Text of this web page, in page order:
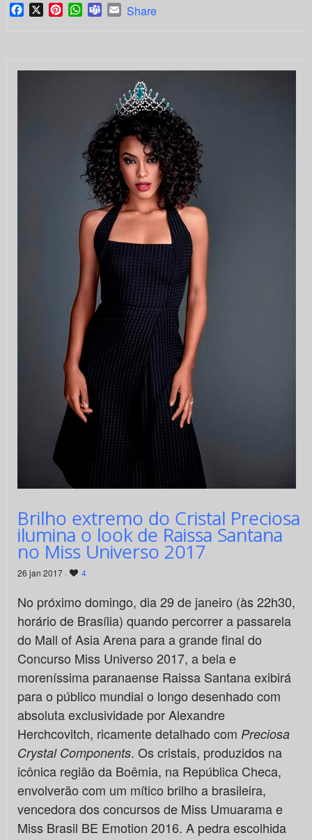
Facebook
X PinterestWhatsApp
TeamsEmail
Share
Brilho extremo do Cristal Preciosa
ilumina o look de Raissa Santana
no Miss Universo 2017
26 jan 2017 · 4
No próximo domingo, dia 29 de janeiro (às 22h30,
horário de Brasília) quando percorrer a passarela
do Mall of Asia Arena para a grande final do
Concurso Miss Universo 2017, a bela e
moreníssima paranaense Raissa Santana exibirá
para o público mundial o longo desenhado com
absoluta exclusividade por Alexandre
Herchcovitch, ricamente detalhado com Preciosa
Crystal Components. Os cristais, produzidos na
icônica região da Boêmia, na República Checa,
envolverão com um mítico brilho a brasileira,
vencedora dos concursos de Miss Umuarama e
Miss Brasil BE Emotion 2016. A pedra escolhida